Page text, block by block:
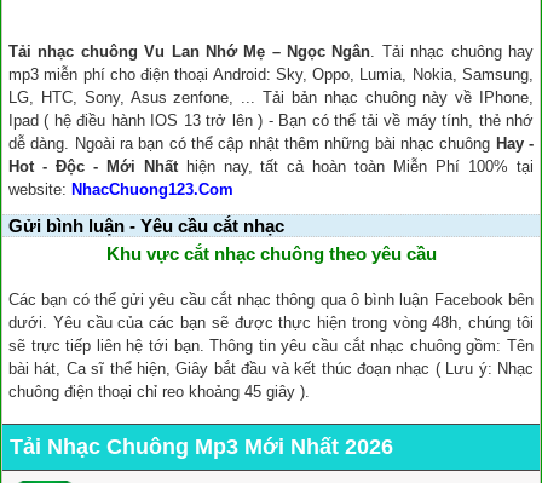
Tải nhạc chuông Vu Lan Nhớ Mẹ – Ngọc Ngân. Tải nhạc chuông hay
mp3 miễn phí cho điện thoại Android: Sky, Oppo, Lumia, Nokia, Samsung,
LG, HTC, Sony, Asus zenfone, ... Tải bản nhạc chuông này về IPhone,
Ipad ( hệ điều hành IOS 13 trở lên ) - Bạn có thể tải về máy tính, thẻ nhớ
dễ dàng. Ngoài ra bạn có thể cập nhật thêm những bài nhạc chuông Hay -
Hot - Độc - Mới Nhấthiện nay, tất cả hoàn toàn Miễn Phí 100% tại
website: NhacChuong123.Com
Gửi bình luận - Yêu cầu cắt nhạc
Khu vực cắt nhạc chuông theo yêu cầu
Các bạn có thể gửi yêu cầu cắt nhạc thông qua ô bình luận Facebook bên
dưới. Yêu cầu của các bạn sẽ được thực hiện trong vòng 48h, chúng tôi
sẽ trực tiếp liên hệ tới bạn. Thông tin yêu cầu cắt nhạc chuông gồm: Tên
bài hát, Ca sĩ thể hiện, Giây bắt đầu và kết thúc đoạn nhạc ( Lưu ý: Nhạc
chuông điện thoại chỉ reo khoảng 45 giây ).
Tải Nhạc Chuông Mp3 Mới Nhất 2026